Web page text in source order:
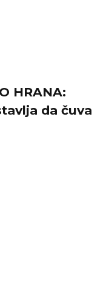
HRANA:
da čuva